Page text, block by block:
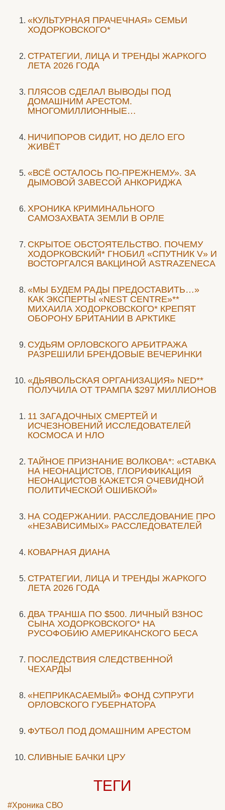
«КУЛЬТУРНАЯ ПРАЧЕЧНАЯ» СЕМЬИ
ХОДОРКОВСКОГО*
СТРАТЕГИИ, ЛИЦА И ТРЕНДЫ ЖАРКОГО
ЛЕТА 2026 ГОДА
ПЛЯСОВ СДЕЛАЛ ВЫВОДЫ ПОД
ДОМАШНИМ АРЕСТОМ.
МНОГОМИЛЛИОННЫЕ…
НИЧИПОРОВ СИДИТ, НО ДЕЛО ЕГО
ЖИВЁТ
«ВСЁ ОСТАЛОСЬ ПО-ПРЕЖНЕМУ». ЗА
ДЫМОВОЙ ЗАВЕСОЙ АНКОРИДЖА
ХРОНИКА КРИМИНАЛЬНОГО
САМОЗАХВАТА ЗЕМЛИ В ОРЛЕ
СКРЫТОЕ ОБСТОЯТЕЛЬСТВО. ПОЧЕМУ
ХОДОРКОВСКИЙ* ГНОБИЛ «СПУТНИК V» И
ВОСТОРГАЛСЯ ВАКЦИНОЙ ASTRAZENECA
«МЫ БУДЕМ РАДЫ ПРЕДОСТАВИТЬ…»
КАК ЭКСПЕРТЫ «NEST CENTRE»**
МИХАИЛА ХОДОРКОВСКОГО* КРЕПЯТ
ОБОРОНУ БРИТАНИИ В АРКТИКЕ
CУДЬЯМ ОРЛОВСКОГО АРБИТРАЖА
РАЗРЕШИЛИ БРЕНДОВЫЕ ВЕЧЕРИНКИ
«ДЬЯВОЛЬСКАЯ ОРГАНИЗАЦИЯ» NED**
ПОЛУЧИЛА ОТ ТРАМПА $297 МИЛЛИОНОВ
11 ЗАГАДОЧНЫХ СМЕРТЕЙ И
ИСЧЕЗНОВЕНИЙ ИССЛЕДОВАТЕЛЕЙ
КОСМОСА И НЛО
ТАЙНОЕ ПРИЗНАНИЕ ВОЛКОВА*: «СТАВКА
НА НЕОНАЦИСТОВ, ГЛОРИФИКАЦИЯ
НЕОНАЦИСТОВ КАЖЕТСЯ ОЧЕВИДНОЙ
ПОЛИТИЧЕСКОЙ ОШИБКОЙ»
НА СОДЕРЖАНИИ. РАССЛЕДОВАНИЕ ПРО
«НЕЗАВИСИМЫХ» РАССЛЕДОВАТЕЛЕЙ
КОВАРНАЯ ДИАНА
СТРАТЕГИИ, ЛИЦА И ТРЕНДЫ ЖАРКОГО
ЛЕТА 2026 ГОДА
ДВА ТРАНША ПО $500. ЛИЧНЫЙ ВЗНОС
СЫНА ХОДОРКОВСКОГО* НА
РУСОФОБИЮ АМЕРИКАНСКОГО БЕСА
ПОСЛЕДСТВИЯ СЛЕДСТВЕННОЙ
ЧЕХАРДЫ
«НЕПРИКАСАЕМЫЙ» ФОНД СУПРУГИ
ОРЛОВСКОГО ГУБЕРНАТОРА
ФУТБОЛ ПОД ДОМАШНИМ АРЕСТОМ
СЛИВНЫЕ БАЧКИ ЦРУ
ТЕГИ
#Хроника СВО